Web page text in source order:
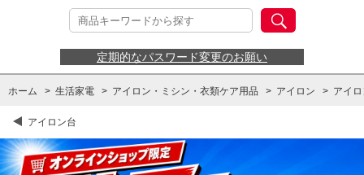
定期的なパスワード変更のお願い
ホーム > 生活家電 > アイロン・ミシン・衣類ケア用品 > アイロン > アイ
アイロン台